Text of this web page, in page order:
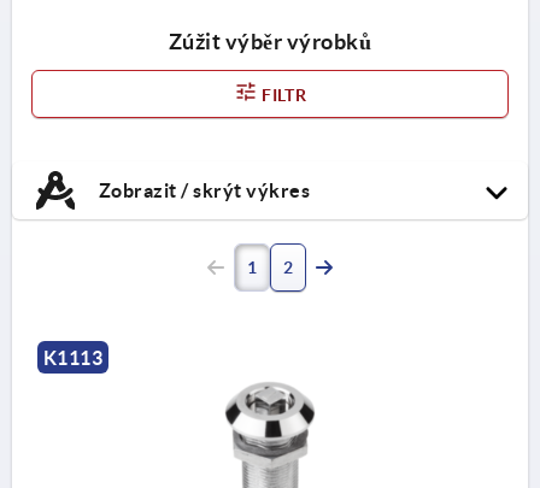
Zúžit výběr výrobků
FILTR
Zobrazit / skrýt výkres
1 2
K1113